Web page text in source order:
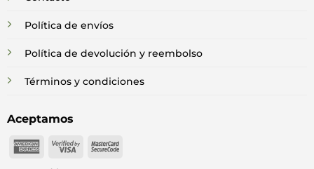
Política de envíos
Política de devolución y reembolso
Términos y condiciones
Aceptamos
American
Visa
MasterCard